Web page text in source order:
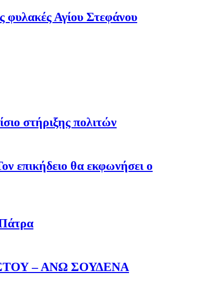
φυλακές Αγίου Στεφάνου
στήριξης πολιτών
επικήδειο θα εκφωνήσει ο
– ΑΝΩ ΣΟΥΔΕΝΑ